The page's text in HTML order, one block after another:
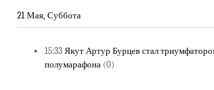
21 Мая, Суббота
15:33 Якут Артур Бурцев стал
полумарафона (0)